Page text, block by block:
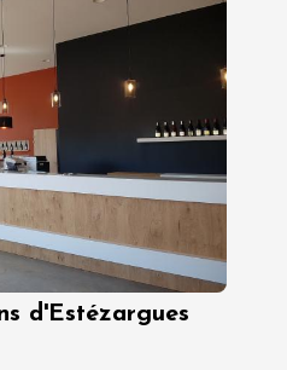
d'Estézargues